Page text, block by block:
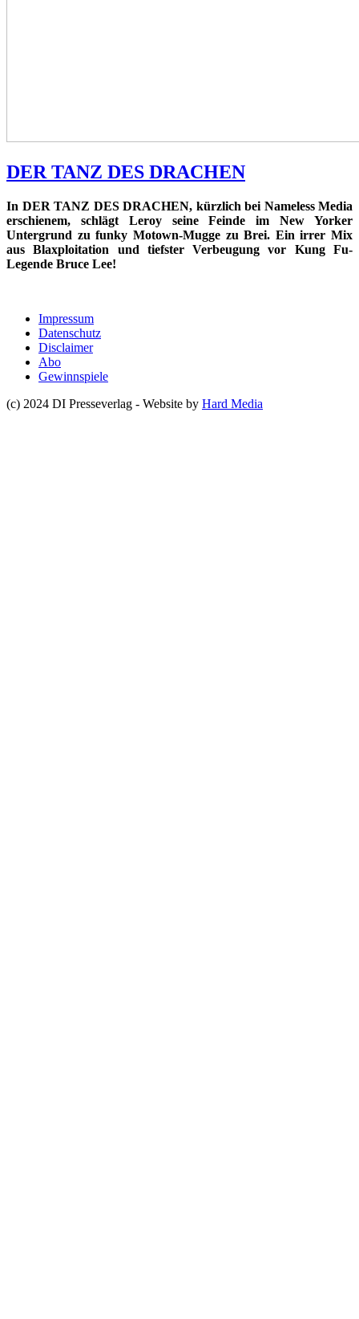
DER TANZ DES DRACHEN
In DER TANZ DES DRACHEN, kürzlich bei Nameless Media
erschienem, schlägt Leroy seine Feinde im New Yorker
Untergrund zu funky Motown-Mugge zu Brei. Ein irrer Mix
aus Blaxploitation und tiefster Verbeugung vor Kung Fu-
Legende Bruce Lee!
Impressum
Datenschutz
Disclaimer
Abo
Gewinnspiele
(c) 2024 DI Presseverlag - Website by Hard Media